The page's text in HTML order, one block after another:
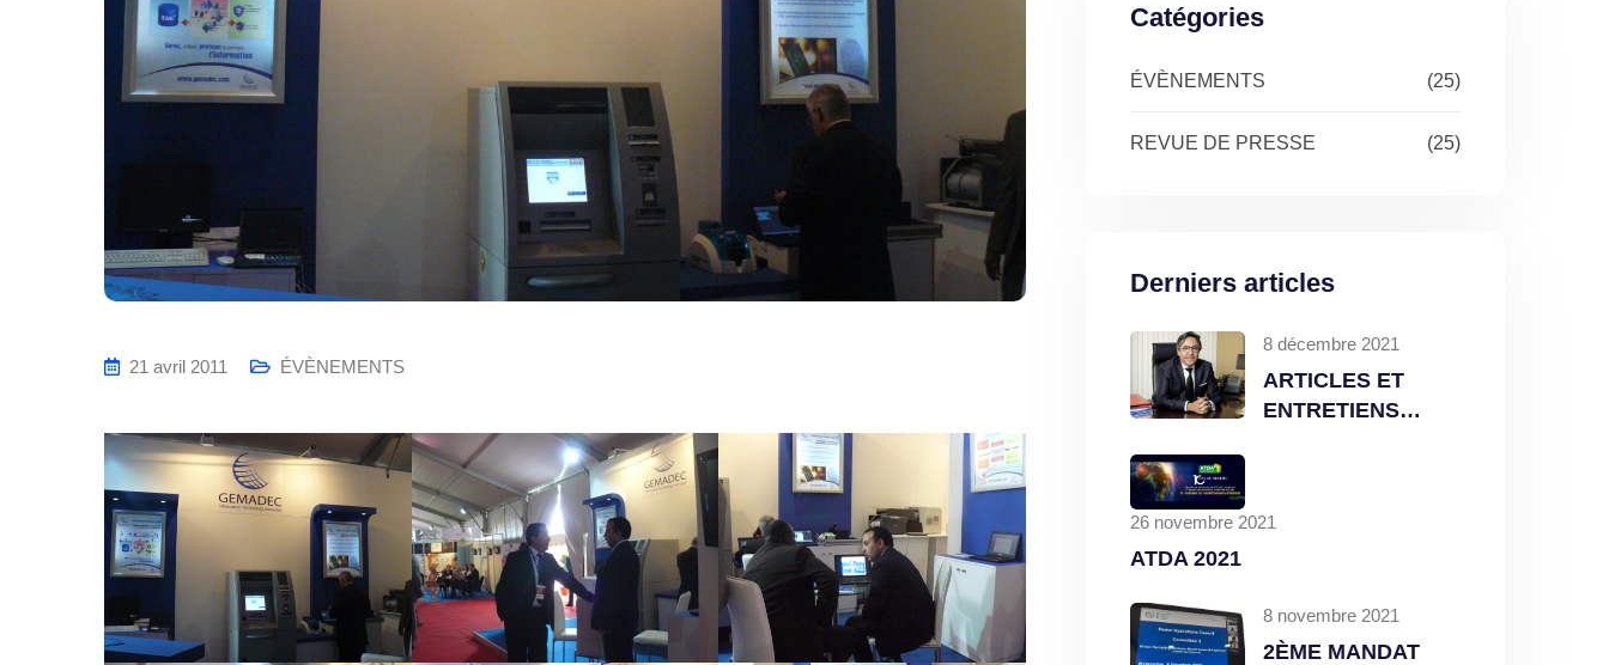
21 avril 2011 ÉVÈNEMENTS
Catégories
ÉVÈNEMENTS (25)
REVUE DE PRESSE (25)
Derniers articles
8 décembre 2021
ARTICLES ET
ENTRETIENS
26 novembre 2021
ATDA 2021
8 novembre 2021
2ÈME MANDAT